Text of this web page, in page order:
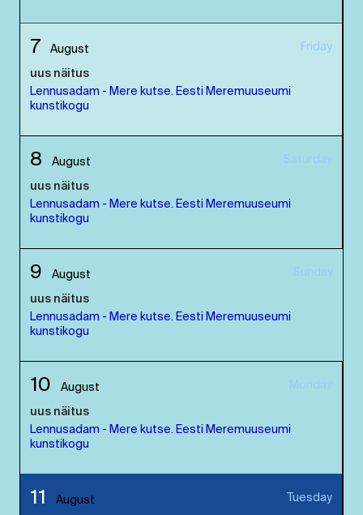
7 August Friday
uus näitus
Lennusadam - Mere kutse. Eesti Meremuuseumi
kunstikogu
8 August Saturday
uus näitus
Lennusadam - Mere kutse. Eesti Meremuuseumi
kunstikogu
9 August Sunday
uus näitus
Lennusadam - Mere kutse. Eesti Meremuuseumi
kunstikogu
10 August Monday
uus näitus
Lennusadam - Mere kutse. Eesti Meremuuseumi
kunstikogu
11 August Tuesday